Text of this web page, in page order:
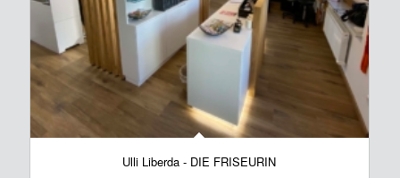
Ulli Liberda - DIE FRISEURIN